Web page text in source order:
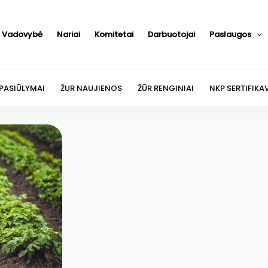
Vadovybė Nariai Komitetai Darbuotojai Paslaugos
ŽUR NAUJIENOS ŽŪR RENGINIAI NKP